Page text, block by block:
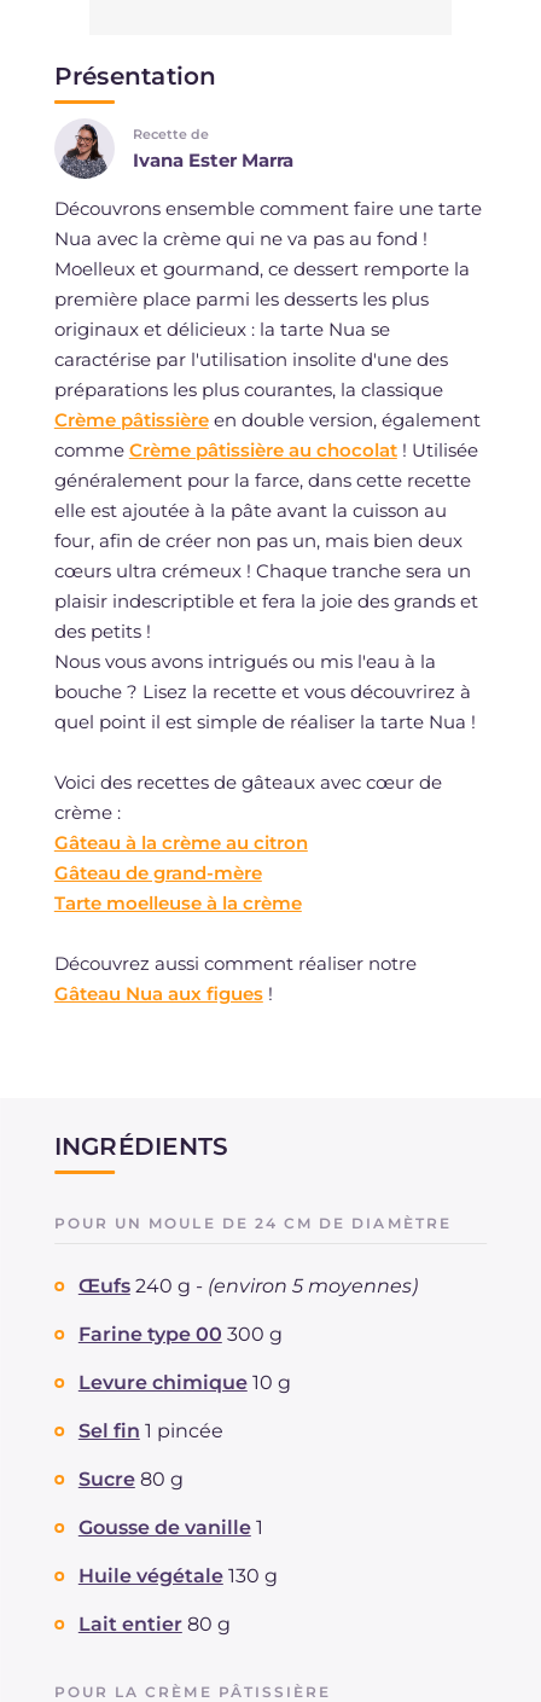
Présentation
Recette de
Ivana Ester Marra
Découvrons ensemble comment faire une tarte
Nua avec la crème qui ne va pas au fond !
Moelleux et gourmand, ce dessert remporte la
première place parmi les desserts les plus
originaux et délicieux : la tarte Nua se
caractérise par l'utilisation insolite d'une des
préparations les plus courantes, la classique
Crème pâtissièreen double version, également
comme Crème pâtissière au chocolat! Utilisée
généralement pour la farce, dans cette recette
elle est ajoutée à la pâte avant la cuisson au
four, afin de créer non pas un, mais bien deux
cœurs ultra crémeux ! Chaque tranche sera un
plaisir indescriptible et fera la joie des grands et
des petits !
Nous vous avons intrigués ou mis l'eau à la
bouche ? Lisez la recette et vous découvrirez à
quel point il est simple de réaliser la tarte Nua !
Voici des recettes de gâteaux avec cœur de
crème :
Gâteau à la crème au citron
Gâteau de grand-mère
Tarte moelleuse à la crème
Découvrez aussi comment réaliser notre
Gâteau Nua aux figues!
INGRÉDIENTS
POUR UN MOULE DE 24 CM DE DIAMÈTRE
Œufs 240 g - (environ 5 moyennes)
Farine type 00 300 g
Levure chimique 10 g
Sel fin 1 pincée
Sucre 80 g
Gousse de vanille 1
Huile végétale 130 g
Lait entier 80 g
POUR LA CRÈME PÂTISSIÈRE